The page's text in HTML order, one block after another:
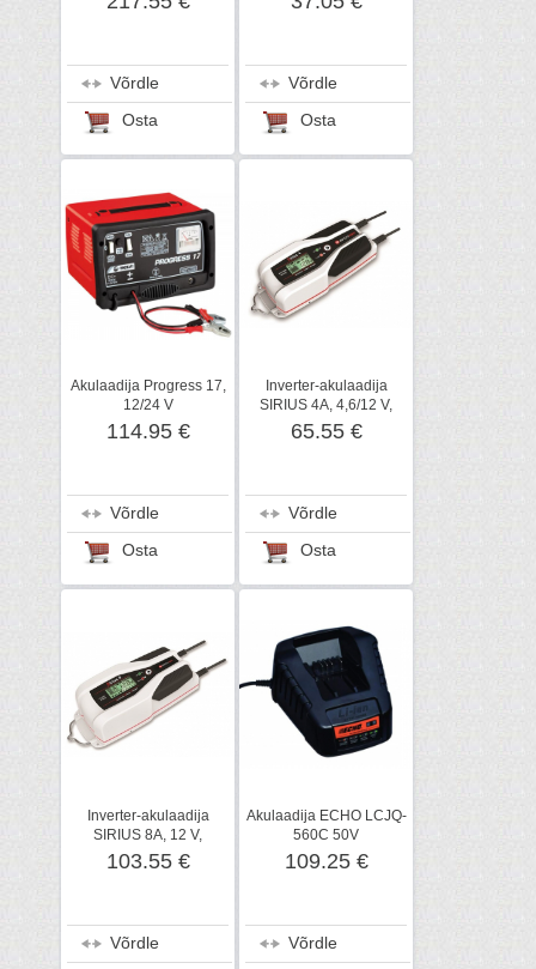
Võrdle
Osta
Võrdle
Osta
Akulaadija Progress 17,
12/24 V
114.95 €
Võrdle
Osta
Inverter-akulaadija
SIRIUS 4A, 4,6/12 V,
Elektromem
65.55 €
Võrdle
Osta
Inverter-akulaadija
SIRIUS 8A, 12 V,
Elektromem
103.55 €
Võrdle
Akulaadija ECHO LCJQ-
560C 50V
109.25 €
Võrdle